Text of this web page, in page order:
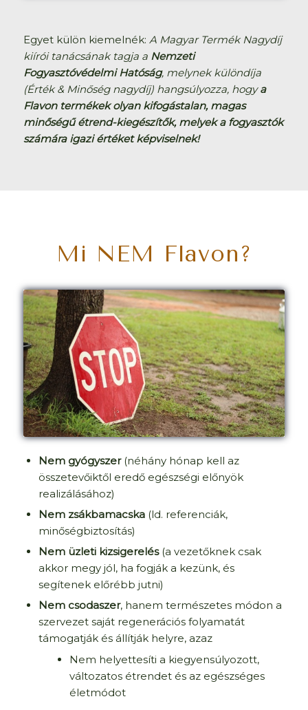
Egyet külön kiemelnék: A Magyar Termék Nagydíj
kiírói tanácsának tagja a Nemzeti
Fogyasztóvédelmi Hatóság, melynek különdíja
(Érték & Minőség nagydíj) hangsúlyozza, hogya
Flavon termékek olyan kifogástalan, magas
minőségű étrend-kiegészítők, melyek a fogyasztók
számára igazi értéket képviselnek!
Mi NEM Flavon?
Nem gyógyszer(néhány hónap kell az
összetevőiktől eredő egészségi előnyök
realizálásához)
Nem zsákbamacska(ld. referenciák,
minőségbiztosítás)
Nem üzleti kizsigerelés(a vezetőknek csak
akkor megy jól, ha fogják a kezünk, és
segítenek előrébb jutni)
Nem csodaszer, hanem természetes módon a
szervezet saját regenerációs folyamatát
támogatják és állítják helyre, azaz
Nem helyettesíti a kiegyensúlyozott,
változatos étrendet és az egészséges
életmódot